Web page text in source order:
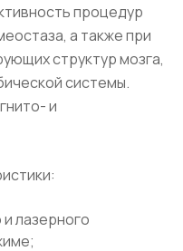
процедур
а также при
структур мозга,
системы.
и
лазерного